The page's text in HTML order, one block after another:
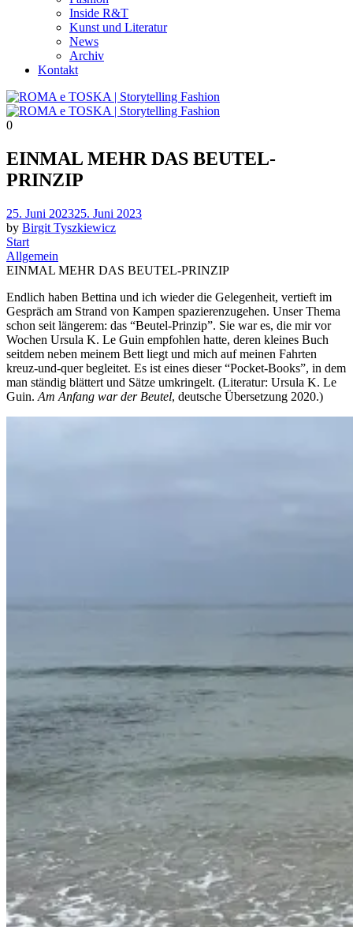
Inside R&T
Kunst und Literatur
News
Archiv
Kontakt
0
EINMAL MEHR DAS BEUTEL-
PRINZIP
Posted
on
25. Juni 202325. Juni 2023
by Birgit Tyszkiewicz
Start
Allgemein
EINMAL MEHR DAS BEUTEL-PRINZIP
Endlich haben Bettina und ich wieder die Gelegenheit, vertieft im
Gespräch am Strand von Kampen spazierenzugehen. Unser Thema
schon seit längerem: das “Beutel-Prinzip”. Sie war es, die mir vor
Wochen Ursula K. Le Guin empfohlen hatte, deren kleines Buch
seitdem neben meinem Bett liegt und mich auf meinen Fahrten
kreuz-und-quer begleitet. Es ist eines dieser “Pocket-Books”, in dem
man ständig blättert und Sätze umkringelt. (Literatur: Ursula K. Le
Guin. Am Anfang war der Beutel, deutsche Übersetzung 2020.)